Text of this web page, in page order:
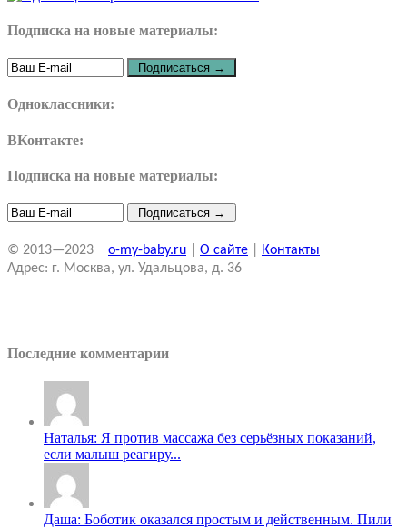
Подписка на новые материалы:
Одноклассники:
ВКонтакте:
Подписка на новые материалы:
© 2013—2023 o-my-baby.ru О сайте
Контакты
Адрес: г. Москва, ул. Удальцова, д. 36
Последние комментарии
Наталья: Я против массажа без серьёзных показаний,
если малыш реагиру...
Даша: Боботик оказался простым и действенным. Пили